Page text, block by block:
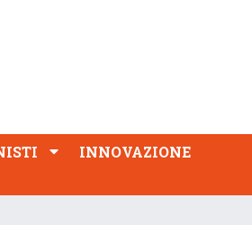
INNOVAZIONE